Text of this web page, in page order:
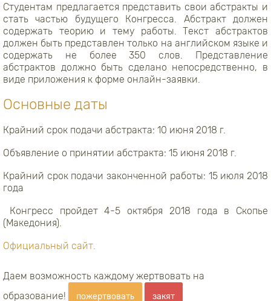
Студентам предлагается представить свои абстракты и
стать частью будущего Конгресса. Абстракт должен
содержать теорию и тему работы. Текст абстрактов
должен быть представлен только на английском языке и
содержать не более 350 слов. Представление
абстрактов должно быть сделано непосредственно, в
виде приложения к форме онлайн-заявки.
Основные даты
Крайний срок подачи абстракта: 10 июня 2018 г.
Объявление о принятии абстракта: 15 июня 2018 г.
Крайний срок подачи законченной работы: 15 июля 2018
года
Конгресс пройдет 4-5 октября 2018 года в Скопье
(Македония).
Официальный сайт.
Даем возможность каждому жертвовать на
образование!
пожертвовать закят